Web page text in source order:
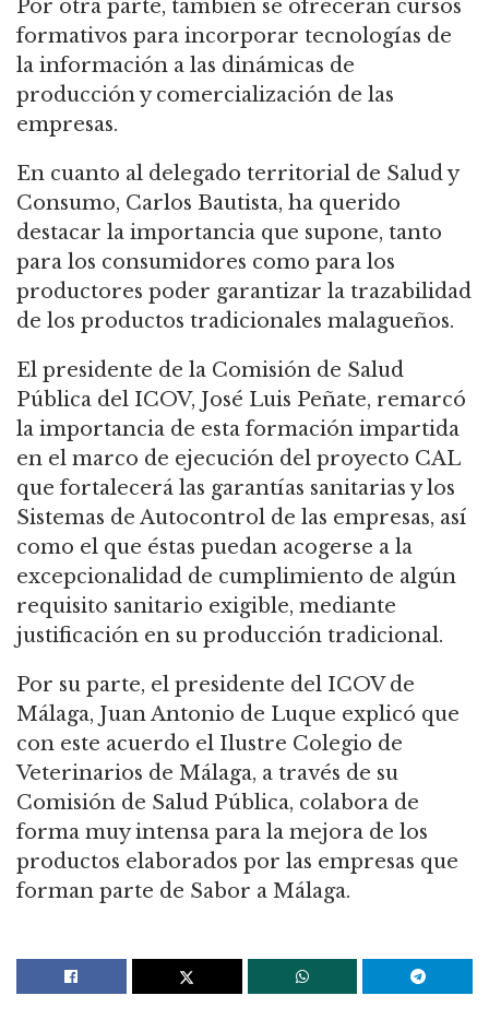
Por otra parte, también se ofrecerán cursos
formativos para incorporar tecnologías de
la información a las dinámicas de
producción y comercialización de las
empresas.
En cuanto al delegado territorial de Salud y
Consumo, Carlos Bautista, ha querido
destacar la importancia que supone, tanto
para los consumidores como para los
productores poder garantizar la trazabilidad
de los productos tradicionales malagueños.
El presidente de la Comisión de Salud
Pública del ICOV, José Luis Peñate, remarcó
la importancia de esta formación impartida
en el marco de ejecución del proyecto CAL
que fortalecerá las garantías sanitarias y los
Sistemas de Autocontrol de las empresas, así
como el que éstas puedan acogerse a la
excepcionalidad de cumplimiento de algún
requisito sanitario exigible, mediante
justificación en su producción tradicional.
Por su parte, el presidente del ICOV de
Málaga, Juan Antonio de Luque explicó que
con este acuerdo el Ilustre Colegio de
Veterinarios de Málaga, a través de su
Comisión de Salud Pública, colabora de
forma muy intensa para la mejora de los
productos elaborados por las empresas que
forman parte de Sabor a Málaga.